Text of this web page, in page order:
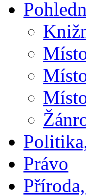
Právo